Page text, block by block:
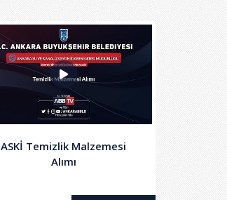
ASKİ Temizlik Malzemesi
Alımı